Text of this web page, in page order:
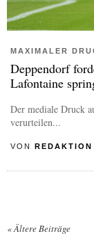
MAXIMALER
Deppendorf
Lafontaine
Der mediale Druck
verurteilen...
VON REDAKTION
«Ältere Beiträge